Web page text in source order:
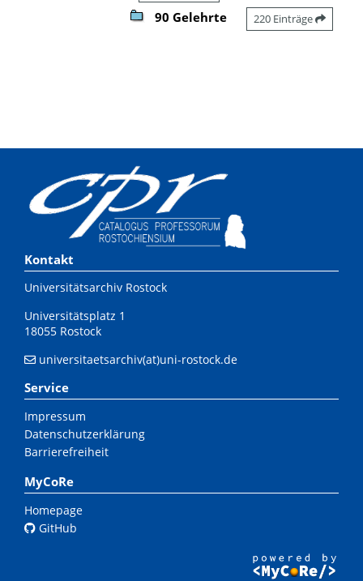
90 Gelehrte 220 Einträge
Kontakt
Universitätsarchiv Rostock
Universitätsplatz 1
18055 Rostock
universitaetsarchiv(at)uni-rostock.de
Service
Impressum
Datenschutzerklärung
Barrierefreiheit
MyCoRe
Homepage
GitHub